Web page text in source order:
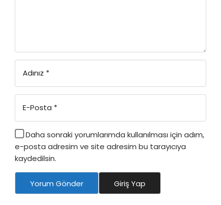
Adınız *
E-Posta *
Daha sonraki yorumlarımda kullanılması için adım,
e-posta adresim ve site adresim bu tarayıcıya
kaydedilsin.
Yorum Gönder Giriş Yap